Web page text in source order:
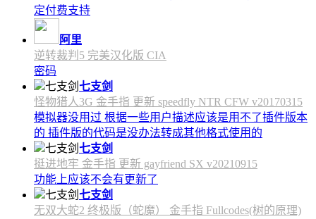
定付费支持
阿里
逆转裁判5 完美汉化版 CIA
密码
七支剑
怪物猎人3G 金手指 更新 speedfly NTR CFW v20170315
模拟器没用过 根据一些用户描述应该是用不了插件版本
的 插件版的代码是没办法转成其他格式使用的
七支剑
挺进地牢 金手指 更新 gayfriend SX v20210915
功能上应该不会有更新了
七支剑
无双大蛇2 终极版（蛇魔） 金手指 Fullcodes(树的原理)